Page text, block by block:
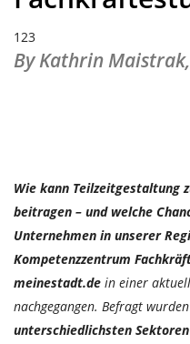
123
By Kathrin Maistrak,
Wie kann Teilzeitgestaltung
beitragen – und welche
Unternehmen in unserer
Kompetenzzentrum
meinestadt.de in einer
nachgegangen. Befragt
unterschiedlichsten Sektoren